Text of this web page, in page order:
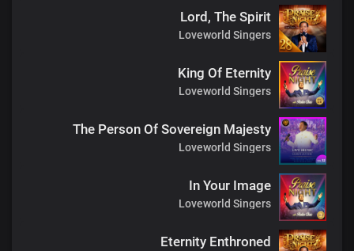
Lord, The Spirit
Loveworld Singers
King Of Eternity
Loveworld Singers
The Person Of Sovereign Majesty
Loveworld Singers
In Your Image
Loveworld Singers
Eternity Enthroned